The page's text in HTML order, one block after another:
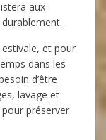
aux
estivale, et pour
dans les
d’être
lavage et
préserver